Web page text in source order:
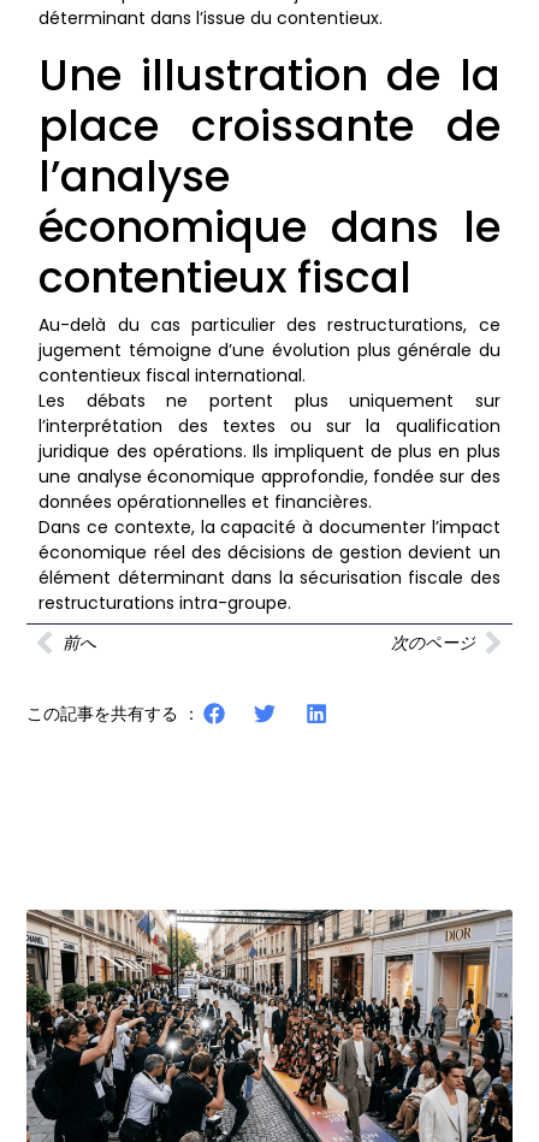
déterminant dans l’issue du contentieux.
Une illustration de la
place croissante de
l’analyse
économique dans le
contentieux fiscal
Au-delà du cas particulier des restructurations, ce
jugement témoigne d’une évolution plus générale du
contentieux fiscal international.
Les débats ne portent plus uniquement sur
l’interprétation des textes ou sur la qualification
juridique des opérations. Ils impliquent de plus en plus
une analyse économique approfondie, fondée sur des
données opérationnelles et financières.
Dans ce contexte, la capacité à documenter l’impact
économique réel des décisions de gestion devient un
élément déterminant dans la sécurisation fiscale des
restructurations intra-groupe.
前へ
次のページ
この記事を共有する ：
その他の記事